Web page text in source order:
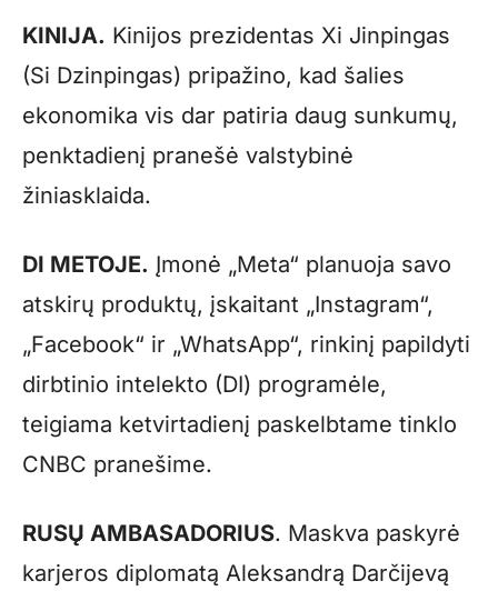
KINIJA. Kinijos prezidentas Xi Jinpingas
(Si Dzinpingas) pripažino, kad šalies
ekonomika vis dar patiria daug sunkumų,
penktadienį pranešė valstybinė
žiniasklaida.
DI METOJE. Įmonė „Meta“ planuoja savo
atskirų produktų, įskaitant „Instagram“,
„Facebook“ ir „WhatsApp“, rinkinį papildyti
dirbtinio intelekto (DI) programėle,
teigiama ketvirtadienį paskelbtame tinklo
CNBC pranešime.
RUSŲ AMBASADORIUS. Maskva paskyrė
karjeros diplomatą Aleksandrą Darčijevą